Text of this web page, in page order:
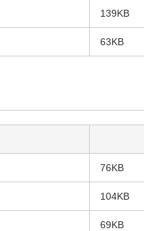
139KB
63KB
76KB
104KB
69KB